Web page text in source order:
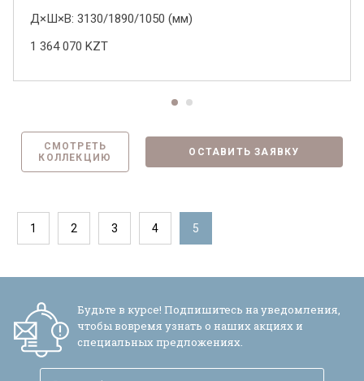
Д×Ш×В: 3130/1890/1050 (мм)
1 364 070 KZT
СМОТРЕТЬ
КОЛЛЕКЦИЮ
ОСТАВИТЬ ЗАЯВКУ
1 2 3 4 5
Будьте в курсе! Подпишитесь на уведомления,
чтобы вовремя узнать о наших акциях и
специальных предложениях.